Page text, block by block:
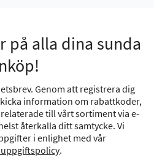
på alla dina sunda
Genom att registrera dig
information om rabattkoder,
till vårt sortiment via e-
återkalla ditt samtycke. Vi
i enlighet med vår
.